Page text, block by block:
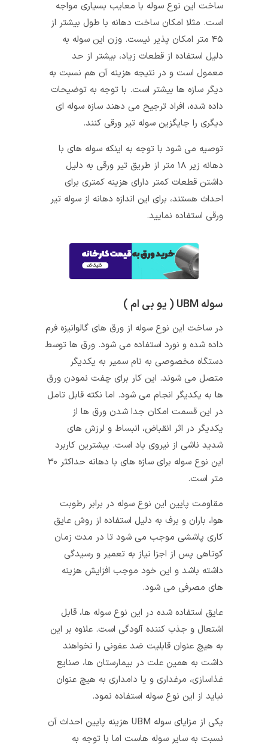
ساخت این نوع سوله با معایب بسیاری مواجه
است. مثلا امکان ساخت دهانه با طول بیشتر از
۴۵ متر امکان پذیر نیست. وزن این سوله به
دلیل استفاده از قطعات زیاد، بیشتر از حد
معمول است و در نتیجه هزینه آن هم نسبت به
دیگر سازه‌ ها بیشتر است. با توجه به توضیحات
داده شده، افراد ترجیح می‌ دهند سازه سوله‌ ای
دیگری را جایگزین سوله تیر ورقی کنند.
توصیه می‌ شود با توجه به اینکه سوله‌ های با
دهانه زیر ۱۸ متر از طریق تیر ورقی به دلیل
داشتن قطعات کمتر دارای هزینه کمتری برای
احداث هستند، برای این اندازه دهانه از سوله تیر
ورقی استفاده نمایید.
در ساخت این نوع سوله از ورق‌ های گالوانیزه فرم
داده شده و نورد استفاده می شود. ورق‌ ها توسط
دستگاه مخصوصی به نام سمیر به یکدیگر
متصل می‌ شوند. این کار برای چفت نمودن ورق‌
ها به یکدیگر انجام می‌ شود. اما نکته قابل تامل
در این قسمت امکان جدا شدن ورق‌ ها از
یکدیگر در اثر انقباض، انبساط و لرزش‌ های
شدید ناشی از نیروی باد است. بیشترین کاربرد
این نوع سوله برای سازه‌ های با دهانه حداکثر ۳۰
مقاومت پایین این نوع سوله در برابر رطوبت
هوا، باران و برف به دلیل استفاده از روش عایق
کاری پاششی موجب می‌ شود تا در مدت زمان
کوتاهی پس از اجزا نیاز به تعمیر و رسیدگی
داشته باشد و این خود موجب افزایش هزینه‌
های مصرفی می‌ شود.
عایق استفاده شده در این نوع سوله‌ ها، قابل
اشتعال و جذب کننده آلودگی است. علاوه بر این
به هیچ عنوان قابلیت ضد عفونی را نخواهند
داشت به همین علت در بیمارستان‌ ها، صنایع
غذاسازی، مرغداری و یا دامداری به هیچ عنوان
نباید از این نوع سوله استفاده نمود.
یکی از مزایای سوله UBM هزینه پایین احداث آن
نسبت به سایر سوله‌ هاست اما با توجه به